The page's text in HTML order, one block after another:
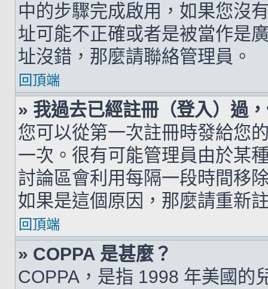
中的步驟完成啟用，如果您沒
址可能不正確或者是被當作是
址沒錯，那麼請聯絡管理員。
回頂端
» 我過去已經註冊（登入）過
您可以從第一次註冊時發給您
一次。很有可能管理員由於某
討論區會利用每隔一段時間移
如果是這個原因，那麼請重新
回頂端
» COPPA 是甚麼？
COPPA，是指 1998 年美國的